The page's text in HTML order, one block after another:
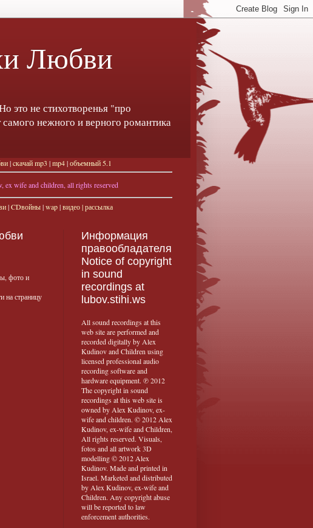
Любви
не стихотворенья "про
нежного и верного романтика
|cкачай mp3 |mp4|объемный 5.1
wife and children, all rights reserved
|CDвойны|wap|видео |рассылка
на страницу
Информация
правообладателя
Notice of copyright
in sound
recordings at
lubov.stihi.ws
All sound recordings at this
web site are performed and
recorded digitally by Alex
Kudinov and Children using
licensed professional audio
recording software and
hardware equipment. ℗ 2012
The copyright in sound
recordings at this web site is
owned by Alex Kudinov, ex-
wife and children. © 2012 Alex
Kudinov, ex-wife and Children,
All rights reserved. Visuals,
fotos and all artwork 3D
modelling © 2012 Alex
Kudinov. Made and printed in
Israel. Marketed and distributed
by Alex Kudinov, ex-wife and
Children. Any copyright abuse
will be reported to law
enforcement authorities.